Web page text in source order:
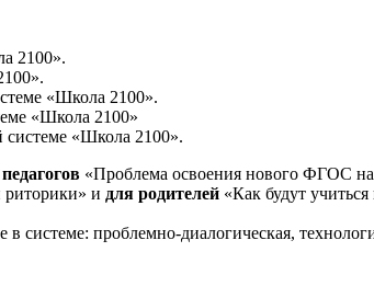
2100».
«Школа 2100».
«Школа 2100»
системе «Школа 2100».
«Проблема освоения нового ФГОС
риторики» и для родителей «Как будут
системе: проблемно-диалогическая,